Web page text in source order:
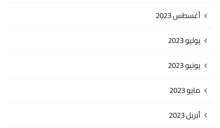
أغسطس 2023
يوليو 2023
يونيو 2023
مايو 2023
أبريل 2023